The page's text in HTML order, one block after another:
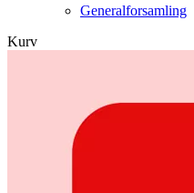
Generalforsamling
Kurv